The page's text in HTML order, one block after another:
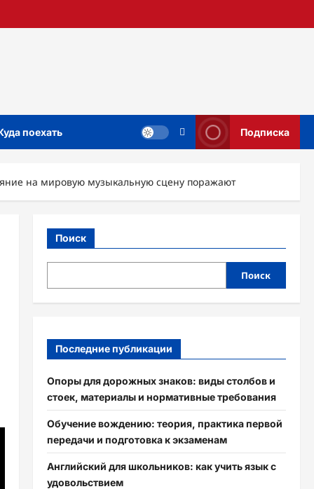
поехать Подписка
на мировую музыкальную сцену поражают
Поиск
Поиск
Последние публикации
Опоры для дорожных знаков: виды столбов и
стоек, материалы и нормативные требования
Обучение вождению: теория, практика первой
передачи и подготовка к экзаменам
Английский для школьников: как учить язык с
удовольствием